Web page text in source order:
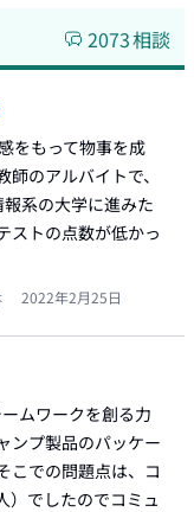
2073相談
をもって物事を成
のアルバイトで、
系の大学に進みた
ストの点数が低かっ
2022年2月25日
ムワークを創る力
ンプ製品のパッケー
こでの問題点は、コ
）でしたのでコミュ